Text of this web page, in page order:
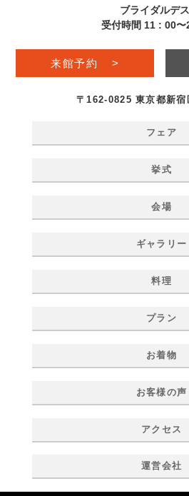
ブライダルデ
受付時間 11 : 00
来館予約 >
〒162-0825 東京都新宿
フェア
挙式
会場
ギャラリー
料理
プラン
お着物
お客様の声
アクセス
運営会社